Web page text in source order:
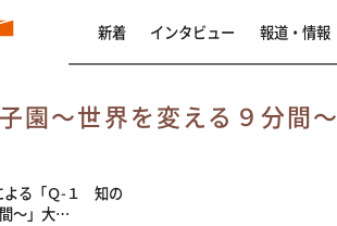
新着 インタビュー 報道・情報
園～世界を変える９分間～
よる「Ｑ-１ 知の
～」大…